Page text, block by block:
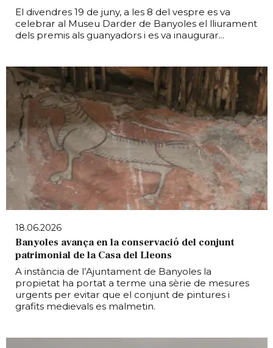
El divendres 19 de juny, a les 8 del vespre es va
celebrar al Museu Darder de Banyoles el lliurament
dels premis als guanyadors i es va inaugurar...
18.06.2026
Banyoles avança en la conservació del conjunt
patrimonial de la Casa del Lleons
A instància de l’Ajuntament de Banyoles la
propietat ha portat a terme una sèrie de mesures
urgents per evitar que el conjunt de pintures i
grafits medievals es malmetin.